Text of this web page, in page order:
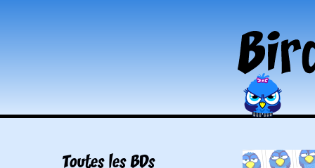
Toutes les BDs